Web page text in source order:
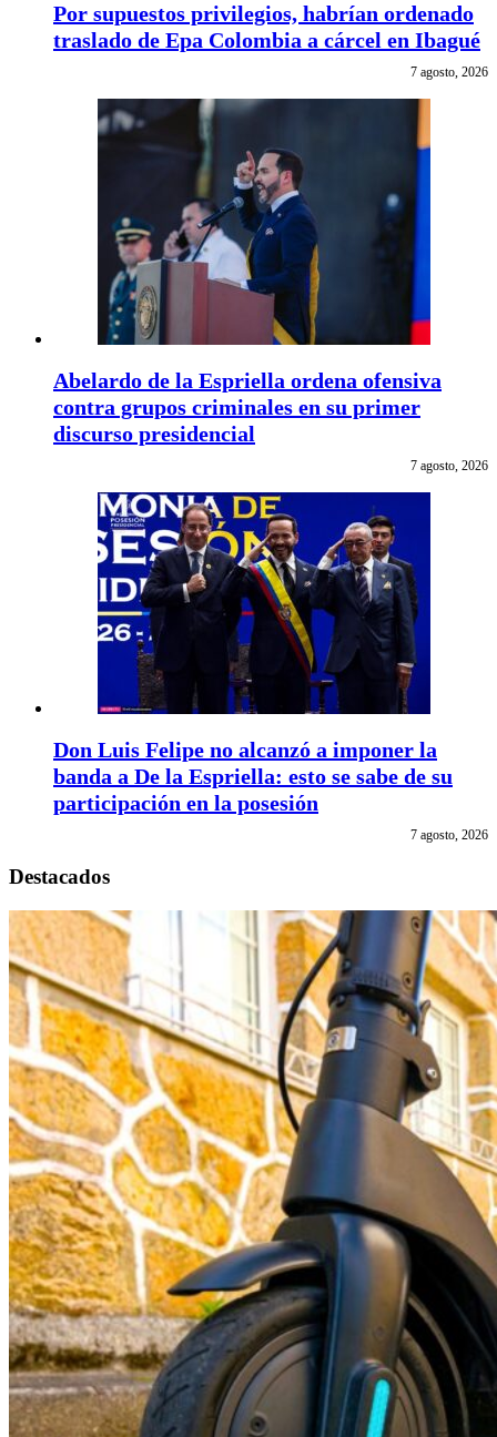
Por supuestos privilegios, habrían ordenado
traslado de Epa Colombia a cárcel en Ibagué
7 agosto, 2026
Abelardo de la Espriella ordena ofensiva
contra grupos criminales en su primer
discurso presidencial
7 agosto, 2026
Don Luis Felipe no alcanzó a imponer la
banda a De la Espriella: esto se sabe de su
participación en la posesión
7 agosto, 2026
Destacados